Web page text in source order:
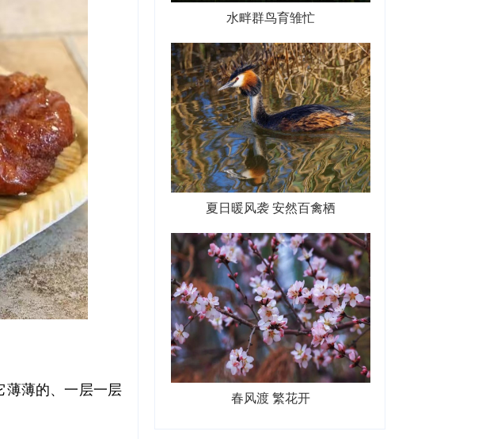
薄的、一层一层
水畔群鸟育雏忙
夏日暖风袭 安然百禽栖
春风渡 繁花开